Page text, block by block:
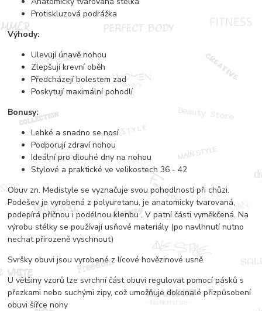
Protiskluzová podrážka
Výhody:
Ulevují únavě nohou
Zlepšují krevní oběh
Předcházejí bolestem zad
Poskytují maximální pohodlí
Bonusy:
Lehké a snadno se nosí
Podporují zdraví nohou
Ideální pro dlouhé dny na nohou
Stylové a praktické ve velikostech 36 - 42
Obuv zn. Medistyle se vyznačuje svou pohodlností při chůzi.
Podešev je vyrobená z polyuretanu, je anatomicky tvarovaná,
podepírá příčnou i podélnou klenbu . V patní části vyměkčená. Na
výrobu stélky se používají usňové materiály (po navlhnutí nutno
nechat přirozeně vyschnout)
Svršky obuvi jsou vyrobené z lícové hovězinové usně.
U většiny vzorů lze svrchní část obuvi regulovat pomocí pásků s
přezkami nebo suchými zipy, což umožňuje dokonalé přizpůsobení
obuvi šířce nohy